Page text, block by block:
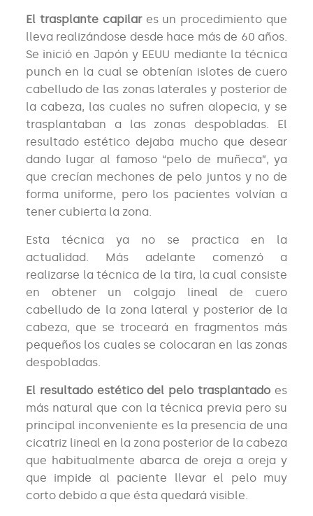
El trasplante capilar es un procedimiento que
lleva realizándose desde hace más de 60 años.
Se inició en Japón y EEUU mediante la técnica
punch en la cual se obtenían islotes de cuero
cabelludo de las zonas laterales y posterior de
la cabeza, las cuales no sufren alopecia, y se
trasplantaban a las zonas despobladas. El
resultado estético dejaba mucho que desear
dando lugar al famoso “pelo de muñeca”, ya
que crecían mechones de pelo juntos y no de
forma uniforme, pero los pacientes volvían a
tener cubierta la zona.
Esta técnica ya no se practica en la
actualidad. Más adelante comenzó a
realizarse la técnica de la tira, la cual consiste
en obtener un colgajo lineal de cuero
cabelludo de la zona lateral y posterior de la
cabeza, que se troceará en fragmentos más
pequeños los cuales se colocaran en las zonas
despobladas.
El resultado estético del pelo trasplantado es
más natural que con la técnica previa pero su
principal inconveniente es la presencia de una
cicatriz lineal en la zona posterior de la cabeza
que habitualmente abarca de oreja a oreja y
que impide al paciente llevar el pelo muy
corto debido a que ésta quedará visible.